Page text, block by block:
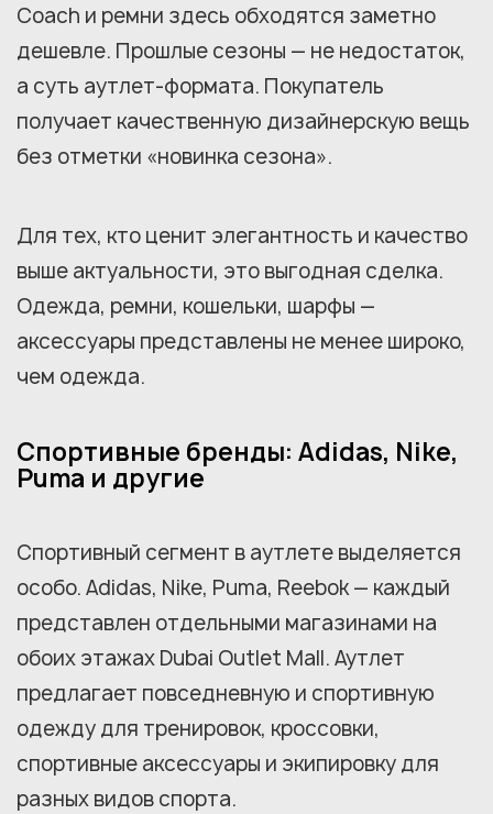
Coach и ремни здесь обходятся заметно
дешевле. Прошлые сезоны — не недостаток,
а суть аутлет-формата. Покупатель
получает качественную дизайнерскую вещь
без отметки «новинка сезона».
Для тех, кто ценит элегантность и качество
выше актуальности, это выгодная сделка.
Одежда, ремни, кошельки, шарфы —
аксессуары представлены не менее широко,
чем одежда.
Спортивные бренды: Adidas, Nike,
Puma и другие
Спортивный сегмент в аутлете выделяется
особо. Adidas, Nike, Puma, Reebok — каждый
представлен отдельными магазинами на
обоих этажах Dubai Outlet Mall. Аутлет
предлагает повседневную и спортивную
одежду для тренировок, кроссовки,
спортивные аксессуары и экипировку для
разных видов спорта.